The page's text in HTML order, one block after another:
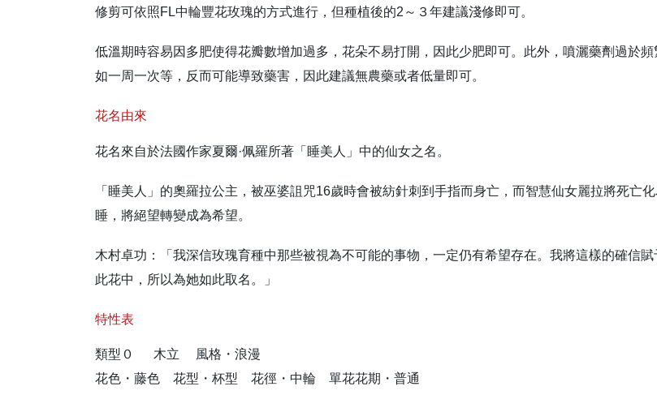
修剪可依照FL中輪豐花玫瑰的方式進行，但種植後的2～３年建議淺修即可。
低溫期時容易因多肥使得花瓣數增加過多，花朵不易打開，因此少肥即可。此外，噴灑藥劑過於頻
如一周一次等，反而可能導致藥害，因此建議無農藥或者低量即可。
花名由來
花名來自於法國作家夏爾·佩羅所著「睡美人」中的仙女之名。
「睡美人」的奧羅拉公主，被巫婆詛咒16歲時會被紡針刺到手指而身亡，而智慧仙女麗拉將死亡
睡，將絕望轉變成為希望。
木村卓功：「我深信玫瑰育種中那些被視為不可能的事物，一定仍有希望存在。我將這樣的確信賦
此花中，所以為她如此取名。」
特性表
類型０ 木立 風格・浪漫
花色・藤色 花型・杯型 花徑・中輪 單花花期・普通